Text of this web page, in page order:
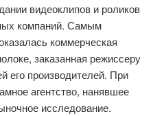
видеоклипов и роликов
компаний. Самым
коммерческая
заказанная режиссеру
его производителей. При
агентство, нанявшее
исследование.